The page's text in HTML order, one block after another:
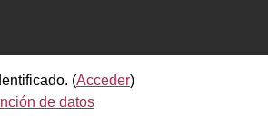
(Acceder)
de datos